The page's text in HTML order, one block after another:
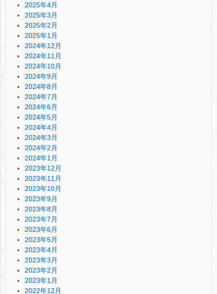
2025年4月
2025年3月
2025年2月
2025年1月
2024年12月
2024年11月
2024年10月
2024年9月
2024年8月
2024年7月
2024年6月
2024年5月
2024年4月
2024年3月
2024年2月
2024年1月
2023年12月
2023年11月
2023年10月
2023年9月
2023年8月
2023年7月
2023年6月
2023年5月
2023年4月
2023年3月
2023年2月
2023年1月
2022年12月